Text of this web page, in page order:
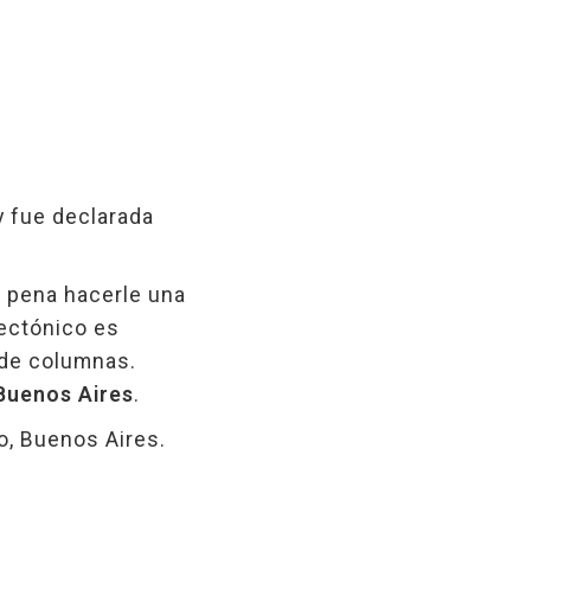
fue declarada
hacerle una
es
columnas.
Aires.
Buenos Aires.